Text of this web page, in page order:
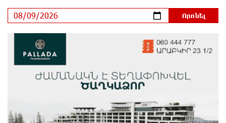
15 ժամ առաջ
Հայհիդրոմետի տնօրենը գրել է
15 ժամ առաջ
Արտակարգ դեպք՝ Երևանում․ կոտրել են «Հույս
բոլոր մարդկանց» հիմնադրամի շենքի
պատուհաններն ու դռները
15 ժամ առաջ